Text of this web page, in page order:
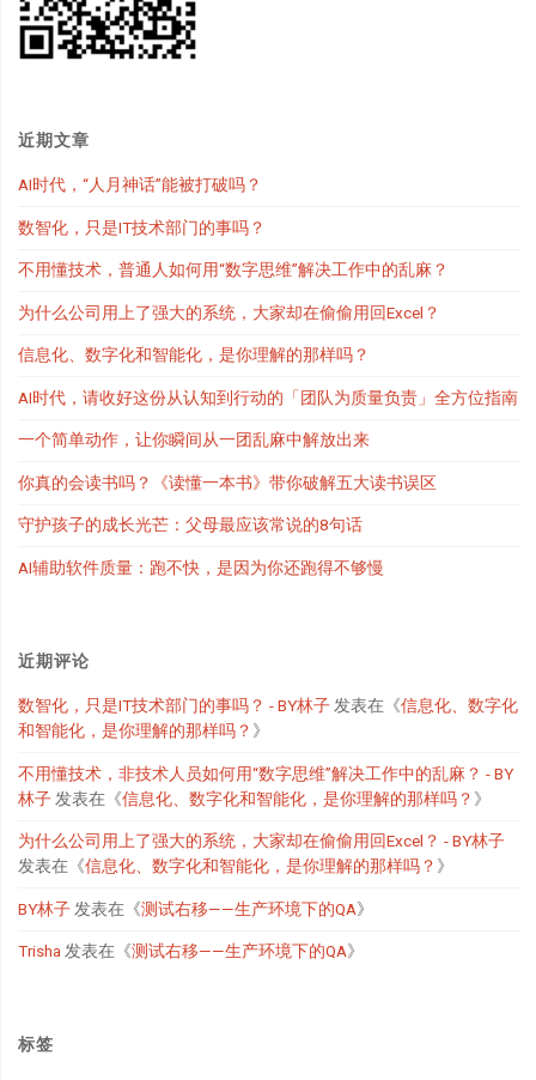
近期文章
AI时代，“人月神话”能被打破吗？
数智化，只是IT技术部门的事吗？
不用懂技术，普通人如何用“数字思维”解决工作中的乱麻？
为什么公司用上了强大的系统，大家却在偷偷用回Excel？
信息化、数字化和智能化，是你理解的那样吗？
AI时代，请收好这份从认知到行动的「团队为质量负责」全方位指南
一个简单动作，让你瞬间从一团乱麻中解放出来
你真的会读书吗？《读懂一本书》带你破解五大读书误区
守护孩子的成长光芒：父母最应该常说的8句话
AI辅助软件质量：跑不快，是因为你还跑得不够慢
近期评论
数智化，只是IT技术部门的事吗？ - BY林子发表在《信息化、数字化
和智能化，是你理解的那样吗？ 》
不用懂技术，非技术人员如何用“数字思维”解决工作中的乱麻？ - BY
林子发表在《信息化、数字化和智能化，是你理解的那样吗？ 》
为什么公司用上了强大的系统，大家却在偷偷用回Excel？ - BY林子
发表在《信息化、数字化和智能化，是你理解的那样吗？ 》
BY林子发表在《测试右移——生产环境下的QA》
Trisha发表在《测试右移——生产环境下的QA》
标签